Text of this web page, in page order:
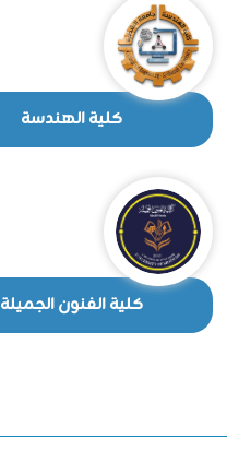
كلية الهندسة
كلية الفنون الجميلة